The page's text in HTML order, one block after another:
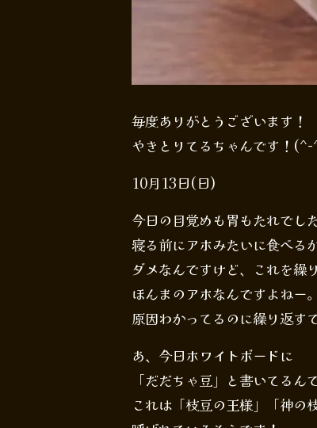
毎度ありがとうございます！
やきとりてるちゃんです！
10月13日(日)
今日の目覚めも胃もたれでし
寝る前にアホみたいに食べる
ダメなんですけど、これを繰
ほんまのアホなんですよねー
原因わかってるのに繰り返
あ、今日ホワイトボードに
「だだちゃ豆」と書いてるん
これは「枝豆の王様」「神の